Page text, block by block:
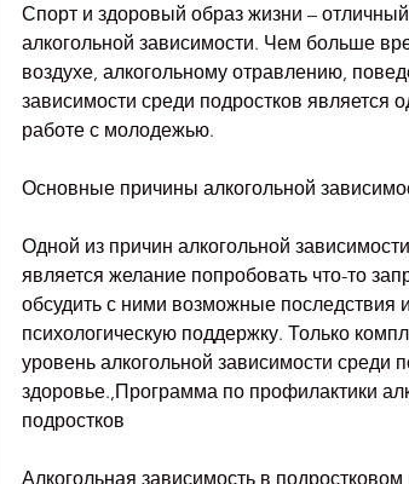
Спорт и здоровый образ жизни –
алкогольной зависимости. Чем больше
воздухе, алкогольному отравлению,
зависимости среди подростков является
работе с молодежью.
Основные причины алкогольной
Одной из причин алкогольной
является желание попробовать что-то
обсудить с ними возможные последствия
психологическую поддержку. Только
уровень алкогольной зависимости среди
здоровье.,Программа по профилактики
подростков
Алкогольная зависимость в подростковом